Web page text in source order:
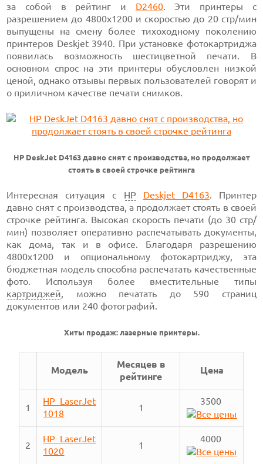
за собой в рейтинг и D2460. Эти принтеры с
разрешением до 4800x1200 и скоростью до 20 стр/мин
выпущены на смену более тихоходному поколению
принтеров Deskjet 3940. При установке фотокартриджа
появилась возможность шестицветной печати. В
основном спрос на эти принтеры обусловлен низкой
ценой, однако отзывы первых пользователей говорят и
о приличном качестве печати снимков.
HP DeskJet D4163 давно снят с производства, но продолжает
стоять в своей строчке рейтинга
Интересная ситуация с HP Deskjet D4163. Принтер
давно снят с производства, а продолжает стоять в своей
строчке рейтинга. Высокая скорость печати (до 30 стр/
мин) позволяет оперативно распечатывать документы,
как дома, так и в офисе. Благодаря разрешению
4800х1200 и опциональному фотокартриджу, эта
бюджетная модель способна распечатать качественные
фото. Используя более вместительные типы
картриджей, можно печатать до 590 страниц
документов или 240 фотографий.
Хиты продаж: лазерные принтеры.
Модель
Месяцев в
рейтинге
Цена
1
HP LaserJet
1018
1
3500
2
HP LaserJet
1020
1
4000